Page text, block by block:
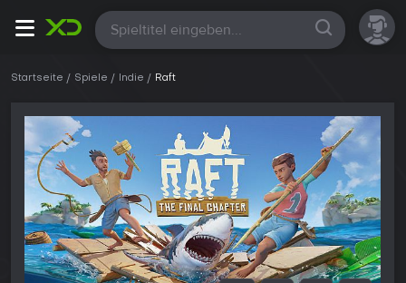
Alle
Startseite Spiele Indie Raft